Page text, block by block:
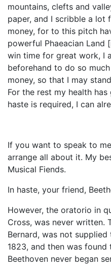
mountains, clefts and
paper, and I scribble a lot
money, for to this pitch
powerful Phaeacian Land
win time for great work, I
beforehand to do so
money, so that I may
For the rest my health
haste is required, I can
If you want to speak to
arrange all about it. My
Musical Fiends.
In haste, your friend,
However, the oratorio in
Cross, was never written.
Bernard, was not
1823, and then was
Beethoven never began